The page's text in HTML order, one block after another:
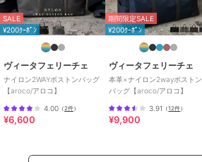
SALE
¥200ｸｰﾎﾟﾝ
ヴィータフェリーチェ
ナイロン2WAYボストンバッグ
【aroco/アロコ】
4.00 （2件）
¥6,600
期間限定SALE
¥200ｸｰﾎﾟﾝ
ヴィータフェリーチェ
本革×ナイロン2wayボストン
バッグ【aroco/アロコ】
3.91 （12件）
¥9,900